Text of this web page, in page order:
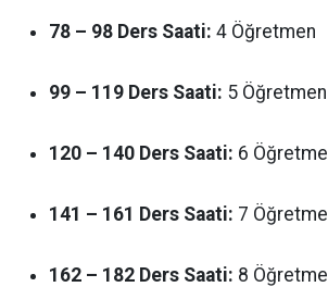
78 – 98 Ders Saati: 4 Öğretmen
99 – 119 Ders Saati: 5 Öğretmen
120 – 140 Ders Saati: 6
141 – 161 Ders Saati: 7
162 – 182 Ders Saati: 8